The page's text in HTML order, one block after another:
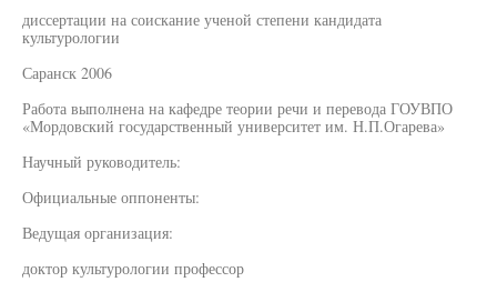
диссертации на соискание ученой степени кандидата
культурологии
Саранск 2006
Работа выполнена на кафедре теории речи и перевода ГОУВПО
«Мордовский государственный университет им. Н.П.Огарева»
Научный руководитель:
Официальные оппоненты:
Ведущая организация:
доктор культурологии профессор